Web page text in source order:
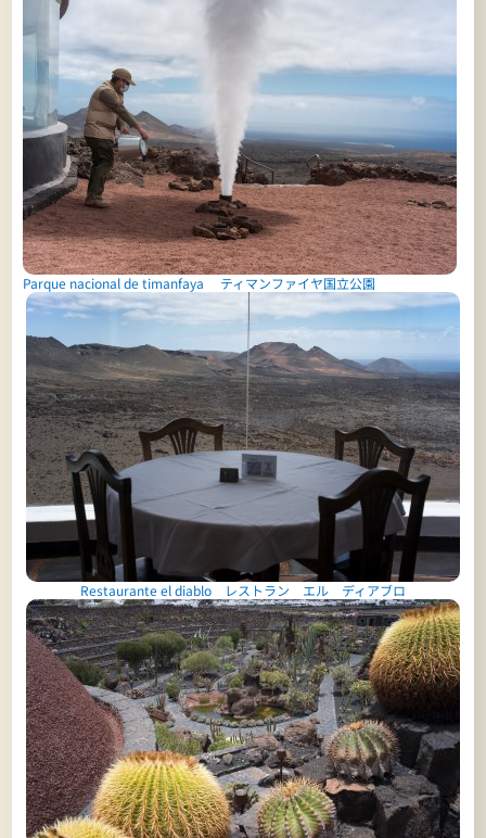
Parque nacional de timanfaya ティマンファイヤ国立公園
Restaurante el diablo レストラン エル ディアブロ